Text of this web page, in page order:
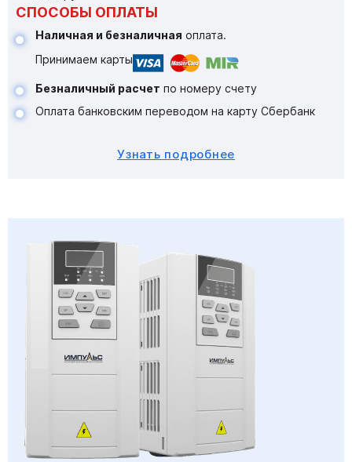
СПОСОБЫ ОПЛАТЫ
Наличная и безналичная оплата.
Принимаем карты
Безналичный расчет по номеру счету
Оплата банковским переводом на карту Сбербанк
Узнать подробнее